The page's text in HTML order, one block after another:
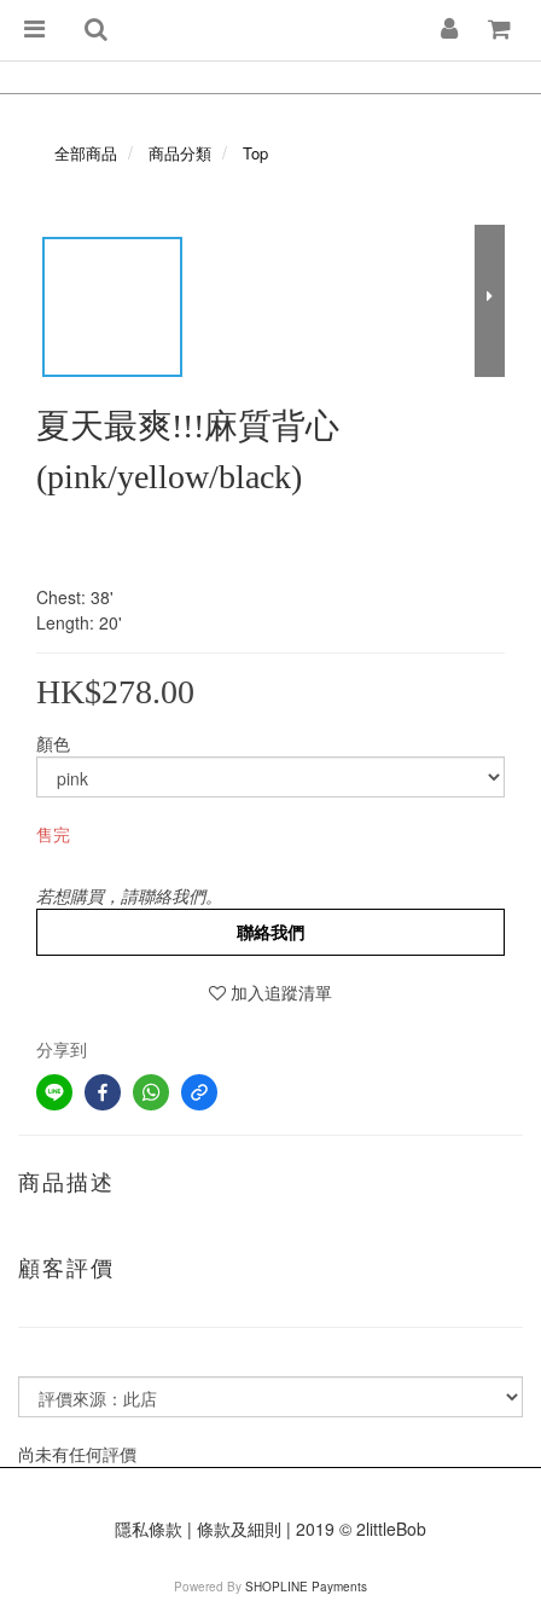
全部商品 商品分類 Top
夏天最爽!!!麻質背心
(pink/yellow/black)
Chest: 38'
Length: 20'
HK$278.00
顏色
售完
若想購買，請聯絡我們。
聯絡我們
加入追蹤清單
分享到
商品描述
顧客評價
尚未有任何評價
隱私條款 | 條款及細則 | 2019 © 2littleBob
Powered By SHOPLINE Payments